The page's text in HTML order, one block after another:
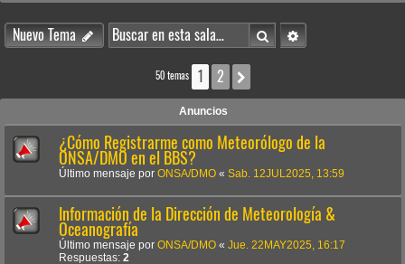
Nuevo Tema BuscarBúsqueda avanzada
50 temas 1 2
Anuncios
¿Cómo Registrarme como Meteorólogo de la
ONSA/DMO en el BBS?
Último mensaje por ONSA/DMO « Sab. 12JUL2025, 13:59
Información de la Dirección de Meteorología &
Oceanografía
Último mensaje por ONSA/DMO « Jue. 22MAY2025, 16:17
Respuestas: 2